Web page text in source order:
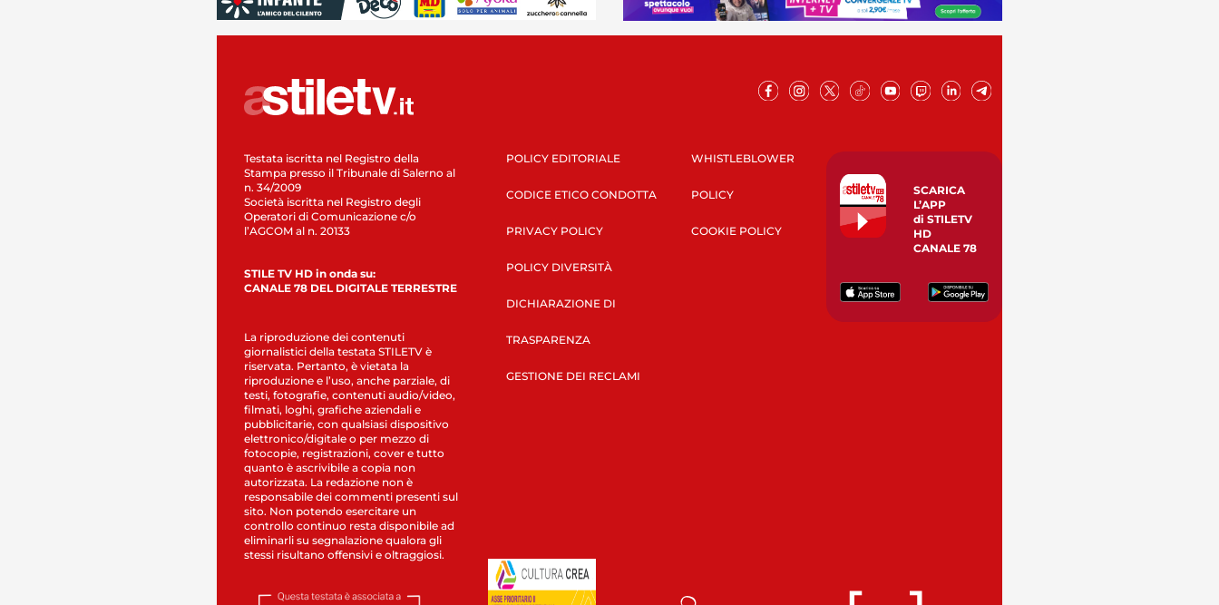
Testata iscritta nel Registro della
Stampa presso il Tribunale di Salerno al
n. 34/2009
Società iscritta nel Registro degli
Operatori di Comunicazione c/o
l’AGCOM al n. 20133
STILE TV HD in onda su:
CANALE 78 DEL DIGITALE TERRESTRE
La riproduzione dei contenuti
giornalistici della testata STILETV è
riservata. Pertanto, è vietata la
riproduzione e l’uso, anche parziale, di
testi, fotografie, contenuti audio/video,
filmati, loghi, grafiche aziendali e
pubblicitarie, con qualsiasi dispositivo
elettronico/digitale o per mezzo di
fotocopie, registrazioni, cover e tutto
quanto è ascrivibile a copia non
autorizzata. La redazione non è
responsabile dei commenti presenti sul
sito. Non potendo esercitare un
controllo continuo resta disponibile ad
eliminarli su segnalazione qualora gli
stessi risultano offensivi e oltraggiosi.
POLICY EDITORIALE
CODICE ETICO CONDOTTA
PRIVACY POLICY
POLICY DIVERSITÀ
DICHIARAZIONE DI
TRASPARENZA
GESTIONE DEI RECLAMI
WHISTLEBLOWER
POLICY
COOKIE POLICY
SCARICA
L’APP
di STILETV
HD
CANALE 78